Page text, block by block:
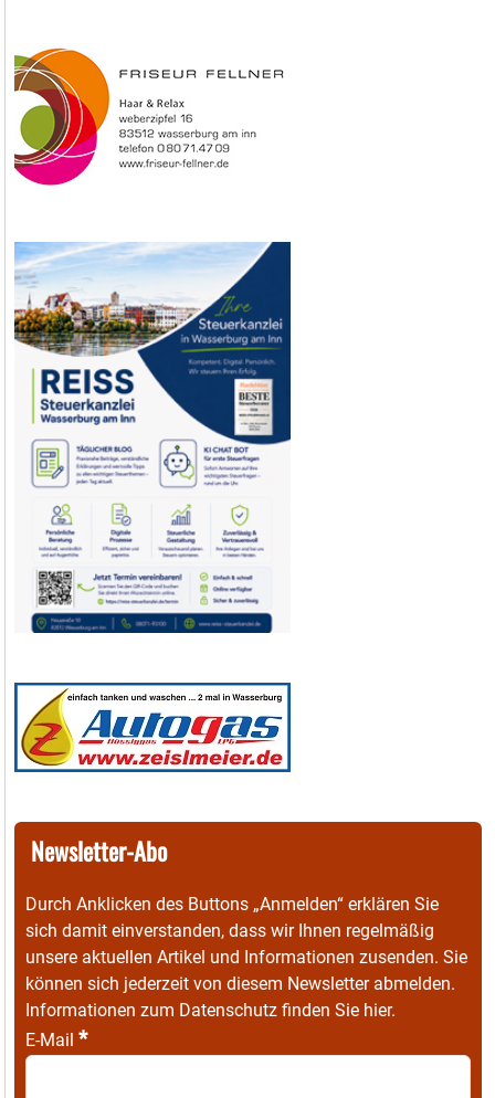
Newsletter-Abo
Durch Anklicken des Buttons „Anmelden“ erklären Sie
sich damit einverstanden, dass wir Ihnen regelmäßig
unsere aktuellen Artikel und Informationen zusenden. Sie
können sich jederzeit von diesem Newsletter abmelden.
Informationen zum Datenschutz finden Sie hier.
E-Mail *